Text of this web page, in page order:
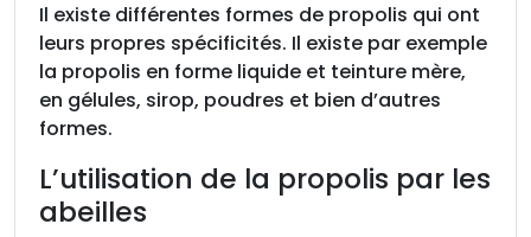
Il existe différentes formes de propolis qui ont
leurs propres spécificités. Il existe par exemple
la propolis en forme liquide et teinture mère,
en gélules, sirop, poudres et bien d’autres
formes.
L’utilisation de la propolis par les
abeilles